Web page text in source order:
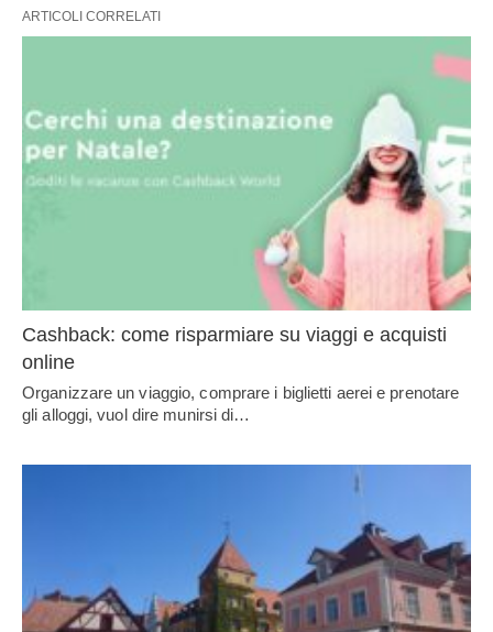
ARTICOLI CORRELATI
Cashback: come risparmiare su viaggi e acquisti
online
Organizzare un viaggio, comprare i biglietti aerei e prenotare
gli alloggi, vuol dire munirsi di…